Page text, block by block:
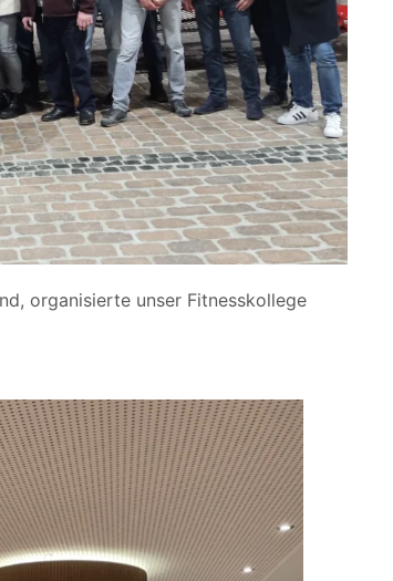
organisierte unser Fitnesskollege